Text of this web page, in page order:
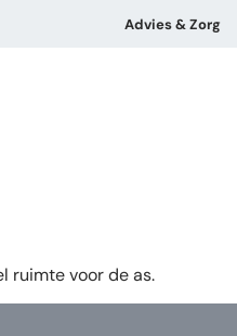
Advies & Zorg
ruimte voor de as.